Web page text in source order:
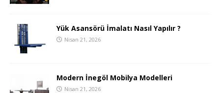
Yük Asansörü İmalatı Nasıl Yapılır ?
Nisan 21, 2026
Modern İnegöl Mobilya Modelleri
Nisan 21, 2026